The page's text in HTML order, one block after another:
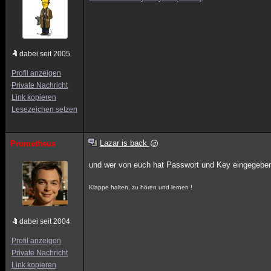
dabei seit 2005
Profil anzeigen
Private Nachricht
Link kopieren
Lesezeichen setzen
Prometheus
dabei seit 2004
Profil anzeigen
Private Nachricht
Link kopieren
Lazar is back
und wer von euch hat Passwort und Key
Klappe halten, zu hören und lernen !